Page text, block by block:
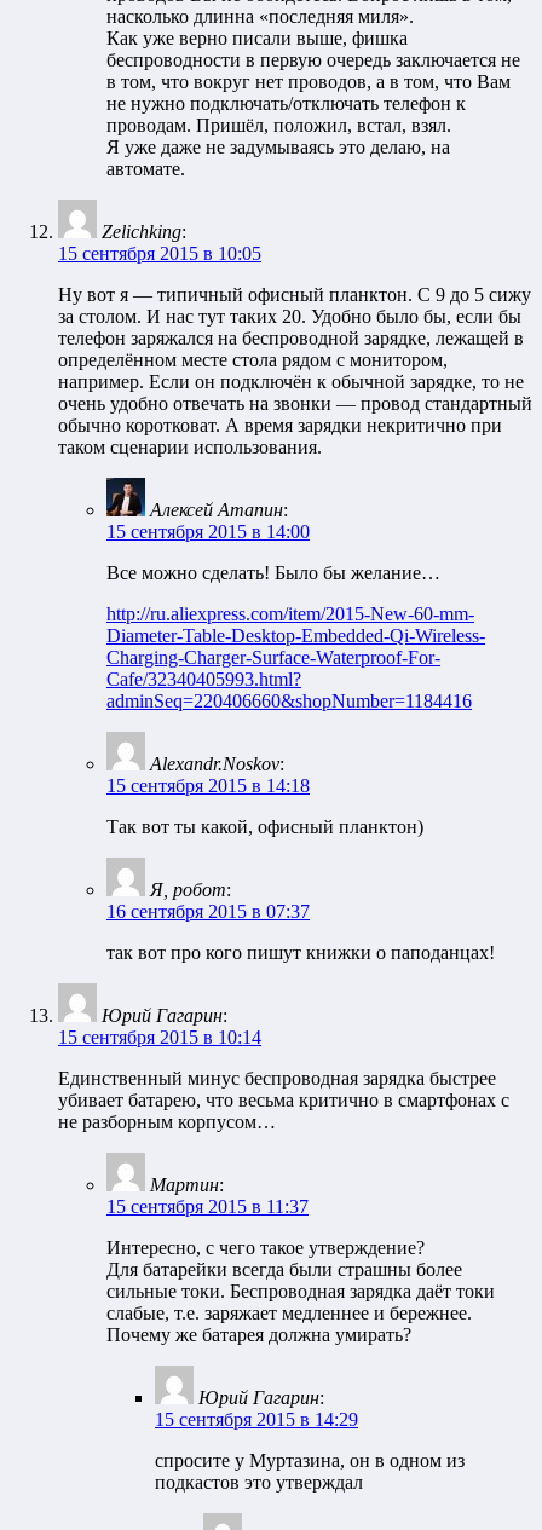
насколько длинна «последняя миля».
Как уже верно писали выше, фишка
беспроводности в первую очередь заключается не
в том, что вокруг нет проводов, а в том, что Вам
не нужно подключать/отключать телефон к
проводам. Пришёл, положил, встал, взял.
Я уже даже не задумываясь это делаю, на
автомате.
Zelichking:
15 сентября 2015 в 10:05
Ну вот я — типичный офисный планктон. С 9 до 5 сижу
за столом. И нас тут таких 20. Удобно было бы, если бы
телефон заряжался на беспроводной зарядке, лежащей в
определённом месте стола рядом с монитором,
например. Если он подключён к обычной зарядке, то не
очень удобно отвечать на звонки — провод стандартный
обычно коротковат. А время зарядки некритично при
таком сценарии использования.
Алексей Атапин:
15 сентября 2015 в 14:00
Все можно сделать! Было бы желание…
http://ru.aliexpress.com/item/2015-New-60-mm-
Diameter-Table-Desktop-Embedded-Qi-Wireless-
Charging-Charger-Surface-Waterproof-For-
Cafe/32340405993.html?
adminSeq=220406660&shopNumber=1184416
Alexandr.Noskov:
15 сентября 2015 в 14:18
Так вот ты какой, офисный планктон)
Я, робот:
16 сентября 2015 в 07:37
так вот про кого пишут книжки о паподанцах!
Юрий Гагарин:
15 сентября 2015 в 10:14
Единственный минус беспроводная зарядка быстрее
убивает батарею, что весьма критично в смартфонах с
не разборным корпусом…
Мартин:
15 сентября 2015 в 11:37
Интересно, с чего такое утверждение?
Для батарейки всегда были страшны более
сильные токи. Беспроводная зарядка даёт токи
слабые, т.е. заряжает медленнее и бережнее.
Почему же батарея должна умирать?
Юрий Гагарин:
15 сентября 2015 в 14:29
спросите у Муртазина, он в одном из
подкастов это утверждал